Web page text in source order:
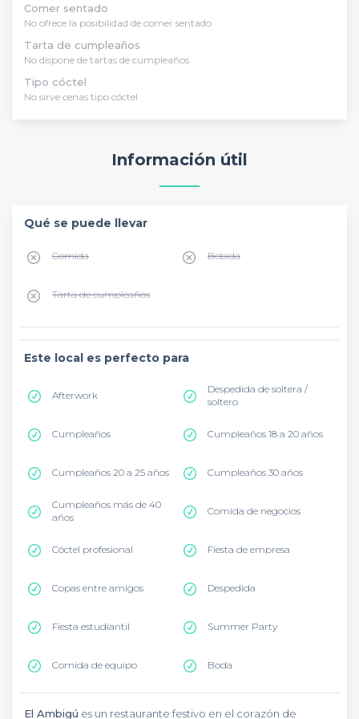
Comer sentado
No ofrece la posibilidad de comer sentado
Tarta de cumpleaños
No dispone de tartas de cumpleaños
Tipo cóctel
No sirve cenas tipo cóctel
Información útil
Qué se puede llevar
Comida Bebida
Tarta de cumpleaños
Este local es perfecto para
Afterwork
Despedida de soltera /
soltero
Cumpleaños Cumpleaños 18 a 20 años
Cumpleaños 20 a 25 años Cumpleaños 30 años
Cumpleaños más de 40
años
Comida de negocios
Cóctel profesional Fiesta de empresa
Copas entre amigos Despedida
Fiesta estudiantil Summer Party
Comida de equipo Boda
El Ambigú es un restaurante festivo en el corazón de